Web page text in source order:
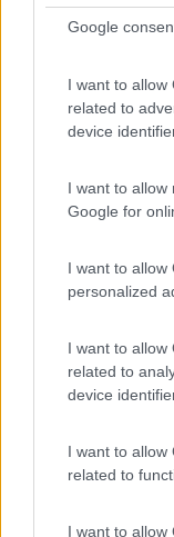
Google
I want to allow
related to
device
I want to allow
Google for
I want to allow
personalized
I want to allow
related to
device
I want to allow
related to
I want to allow
Area di sosta,
Krsko - 50.8km
Cesta krÅ¡kih Å¾rtev
Area di sosta